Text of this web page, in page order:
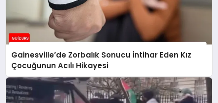
Gainesville’de Zorbalık Sonucu İntihar Eden Kız
Çocuğunun Acılı Hikayesi